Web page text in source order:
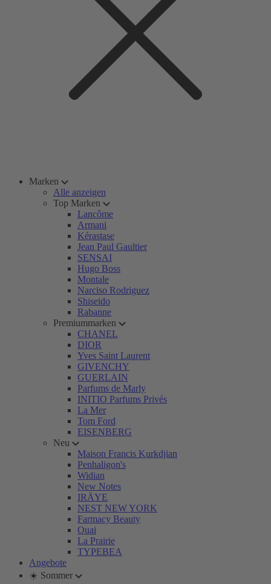
Marken
Alle anzeigen
Top Marken
Lancôme
Armani
Kérastase
Jean Paul Gaultier
SENSAI
Hugo Boss
Montale
Narciso Rodriguez
Shiseido
Rabanne
Premiummarken
CHANEL
DIOR
Yves Saint Laurent
GIVENCHY
GUERLAIN
Parfums de Marly
INITIO Parfums Privés
La Mer
Tom Ford
EISENBERG
Neu
Maison Francis Kurkdjian
Penhaligon's
Widian
New Notes
IRÄYE
NEST NEW YORK
Farmacy Beauty
Ouai
La Prairie
TYPEBEA
Angebote
☀️ Sommer